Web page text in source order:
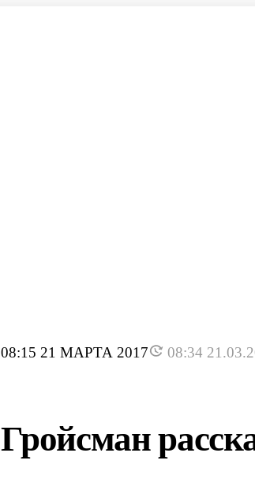
08:15 21 МАРТА 2017 08:34
Гройсман